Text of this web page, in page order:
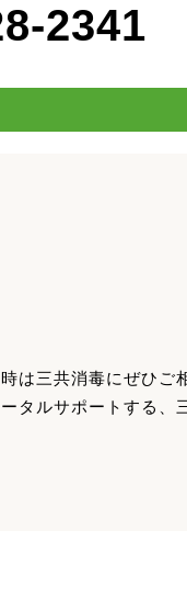
2341
は三共消毒にぜひご
タルサポートする、